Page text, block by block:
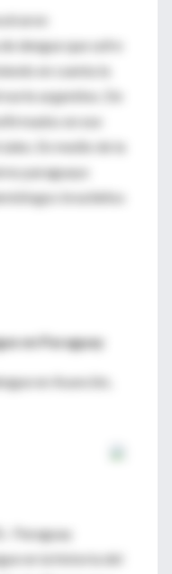
dengue que sufre
en cuenta la
argentino. De
en ese
En medio de la
paraguayo
brasileños
en Paraguay
en Asunción,
Paraguay
en la historia del